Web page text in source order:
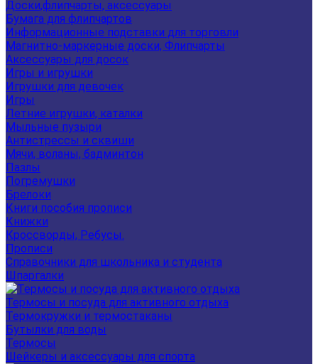
Доски,флипчарты, аксессуары
Бумага для флипчартов
Информационные подставки для торговли
Магнитно-маркерные доски, Флипчарты
Аксессуары для досок
Игры и игрушки
Игрушки для девочек
Игры
Летние игрушки, каталки
Мыльные пузыри
Антистрессы и сквиши
Мячи, воланы, бадминтон
Пазлы
Погремушки
Брелоки
Книги пособия прописи
Книжки
Кроссворды, Ребусы.
Прописи
Справочники для школьника и студента
Шпаргалки
Термосы и посуда для активного отдыха
Термокружки и термостаканы
Бутылки для воды
Термосы
Шейкеры и аксессуары для спорта